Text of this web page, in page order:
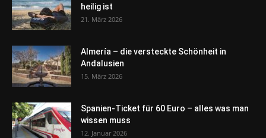
heilig ist
21. März 2026
Almería – die versteckte Schönheit in
Andalusien
15. März 2026
Spanien-Ticket für 60 Euro – alles was man
wissen muss
12. Januar 2026